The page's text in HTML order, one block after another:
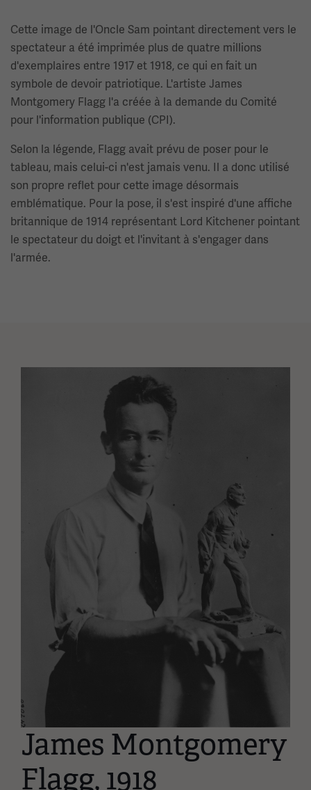
Cette image de l'Oncle Sam pointant directement vers le
spectateur a été imprimée plus de quatre millions
d'exemplaires entre 1917 et 1918, ce qui en fait un
symbole de devoir patriotique. L'artiste James
Montgomery Flagg l'a créée à la demande du Comité
pour l'information publique (CPI).
Selon la légende, Flagg avait prévu de poser pour le
tableau, mais celui-ci n'est jamais venu. Il a donc utilisé
son propre reflet pour cette image désormais
emblématique. Pour la pose, il s'est inspiré d'une affiche
britannique de 1914 représentant Lord Kitchener pointant
le spectateur du doigt et l'invitant à s'engager dans
l'armée.
James Montgomery
Flagg, 1918